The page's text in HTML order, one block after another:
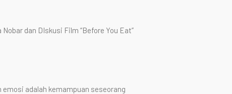
dan DIskusi Film “Before You Eat”
adalah kemampuan seseorang